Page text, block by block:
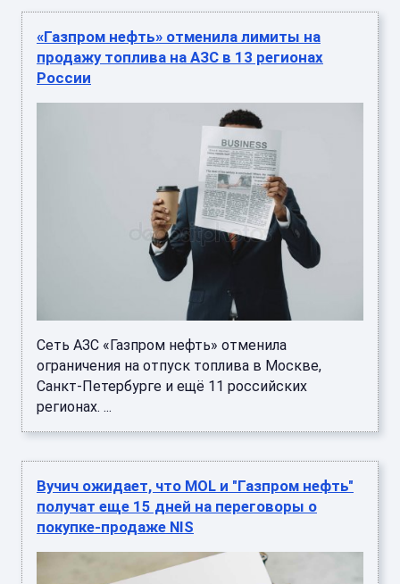
«Газпром нефть» отменила лимиты на
продажу топлива на АЗС в 13 регионах
России
Сеть АЗС «Газпром нефть» отменила
ограничения на отпуск топлива в Москве,
Санкт-Петербурге и ещё 11 российских
регионах. ...
Вучич ожидает, что MOL и "Газпром нефть"
получат еще 15 дней на переговоры о
покупке-продаже NIS